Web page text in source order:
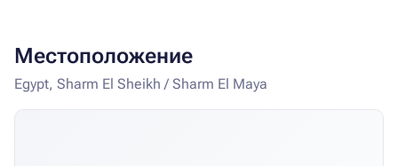
Местоположение
Egypt, Sharm El Sheikh / Sharm El Maya